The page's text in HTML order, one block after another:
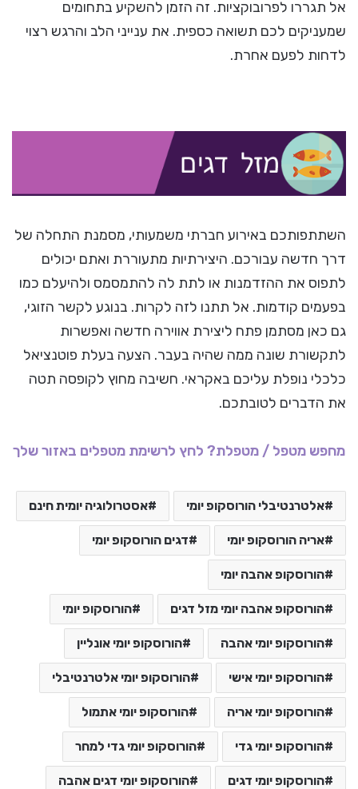
אל תגררו לפרובוקציות. זה הזמן להשקיע בתחומים
שמעניקים לכם תשואה כספית. את ענייני הלב והרגש רצוי
לדחות לפעם אחרת.
השתתפותכם באירוע חברתי משמעותי, מסמנת התחלה של
דרך חדשה עבורכם. היצירתיות מתעוררת ואתם יכולים
לתפוס את ההזדמנות או לתת לה להתמסמס ולהיעלם כמו
בפעמים קודמות. אל תתנו לזה לקרות. בנוגע לקשר הזוגי,
גם כאן מסתמן פתח ליצירת אווירה חדשה ואפשרות
לתקשורת שונה ממה שהיה בעבר. הצעה בעלת פוטנציאל
כלכלי נופלת עליכם באקראי. חשיבה מחוץ לקופסה תטה
את הדברים לטובתכם.
מחפש מטפל / מטפלת? לחץ לרשימת מטפלים באזור שלך
אלטרנטיבלי הורוסקופ יומי אסטרולוגיה יומית חינם
אריה הורוסקופ יומי דגים הורוסקופ יומי
הורוסקופ אהבה יומי
הורוסקופ אהבה יומי מזל דגים הורוסקופ יומי
הורוסקופ יומי אהבה הורוסקופ יומי אונליין
הורוסקופ יומי אישי הורוסקופ יומי אלטרנטיבלי
הורוסקופ יומי אריה הורוסקופ יומי אתמול
הורוסקופ יומי גדי הורוסקופ יומי גדי למחר
הורוסקופ יומי דגים הורוסקופ יומי דגים אהבה